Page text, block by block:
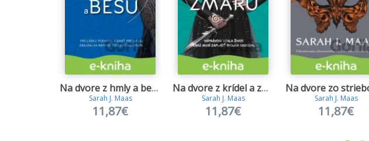
Na dvore z hmly a besu
Sarah J. Maas
11,87€
Na dvore z krídel a zmaru
Sarah J. Maas
11,87€
Sarah J. Maas
11,87€